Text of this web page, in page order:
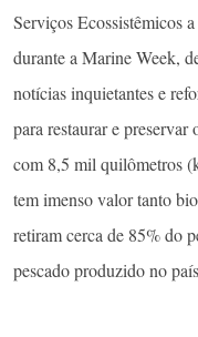
Serviços Ecossistêmicos
durante a Marine Week,
notícias inquietantes e
para restaurar e
com 8,5 mil quilômetros
tem imenso valor tanto
retiram cerca de 85% do
pescado produzido no